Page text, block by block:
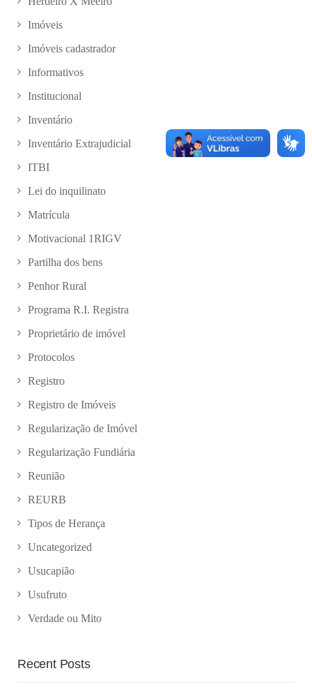
Imóveis
Imóveis cadastrador
Informativos
Institucional
Inventário
Inventário Extrajudicial
ITBI
Lei do inquilinato
Matrícula
Motivacional 1RIGV
Partilha dos bens
Penhor Rural
Programa R.I. Registra
Proprietário de imóvel
Protocolos
Registro
Registro de Imóveis
Regularização de Imóvel
Regularização Fundiária
Reunião
REURB
Tipos de Herança
Uncategorized
Usucapião
Usufruto
Verdade ou Mito
Recent Posts